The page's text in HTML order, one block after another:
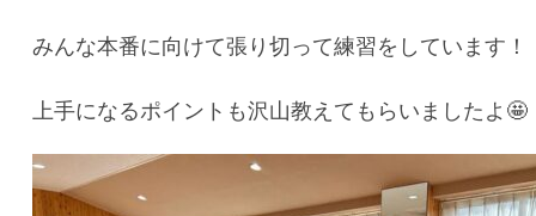
みんな本番に向けて張り切って練習をしています！
上手になるポイントも沢山教えてもらいましたよ🤩